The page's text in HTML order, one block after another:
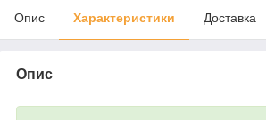
Опис Характеристики Доставка
Опис